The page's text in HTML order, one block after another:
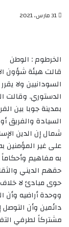
31 مارس، 2021
الخرطوم : الوطن
قالت هيئة شؤون
السودانيين ولا
الدستوري. وقالت
بمدينة جوبا بين
السيادة والفريق
شمال إن الدين
على غير المؤمنين
به مفاهيم
حقهم الديني
حوى مبادئ لا
ووحدة أراضيه وأن
دائمين وأن
مشتركاً لطرفي